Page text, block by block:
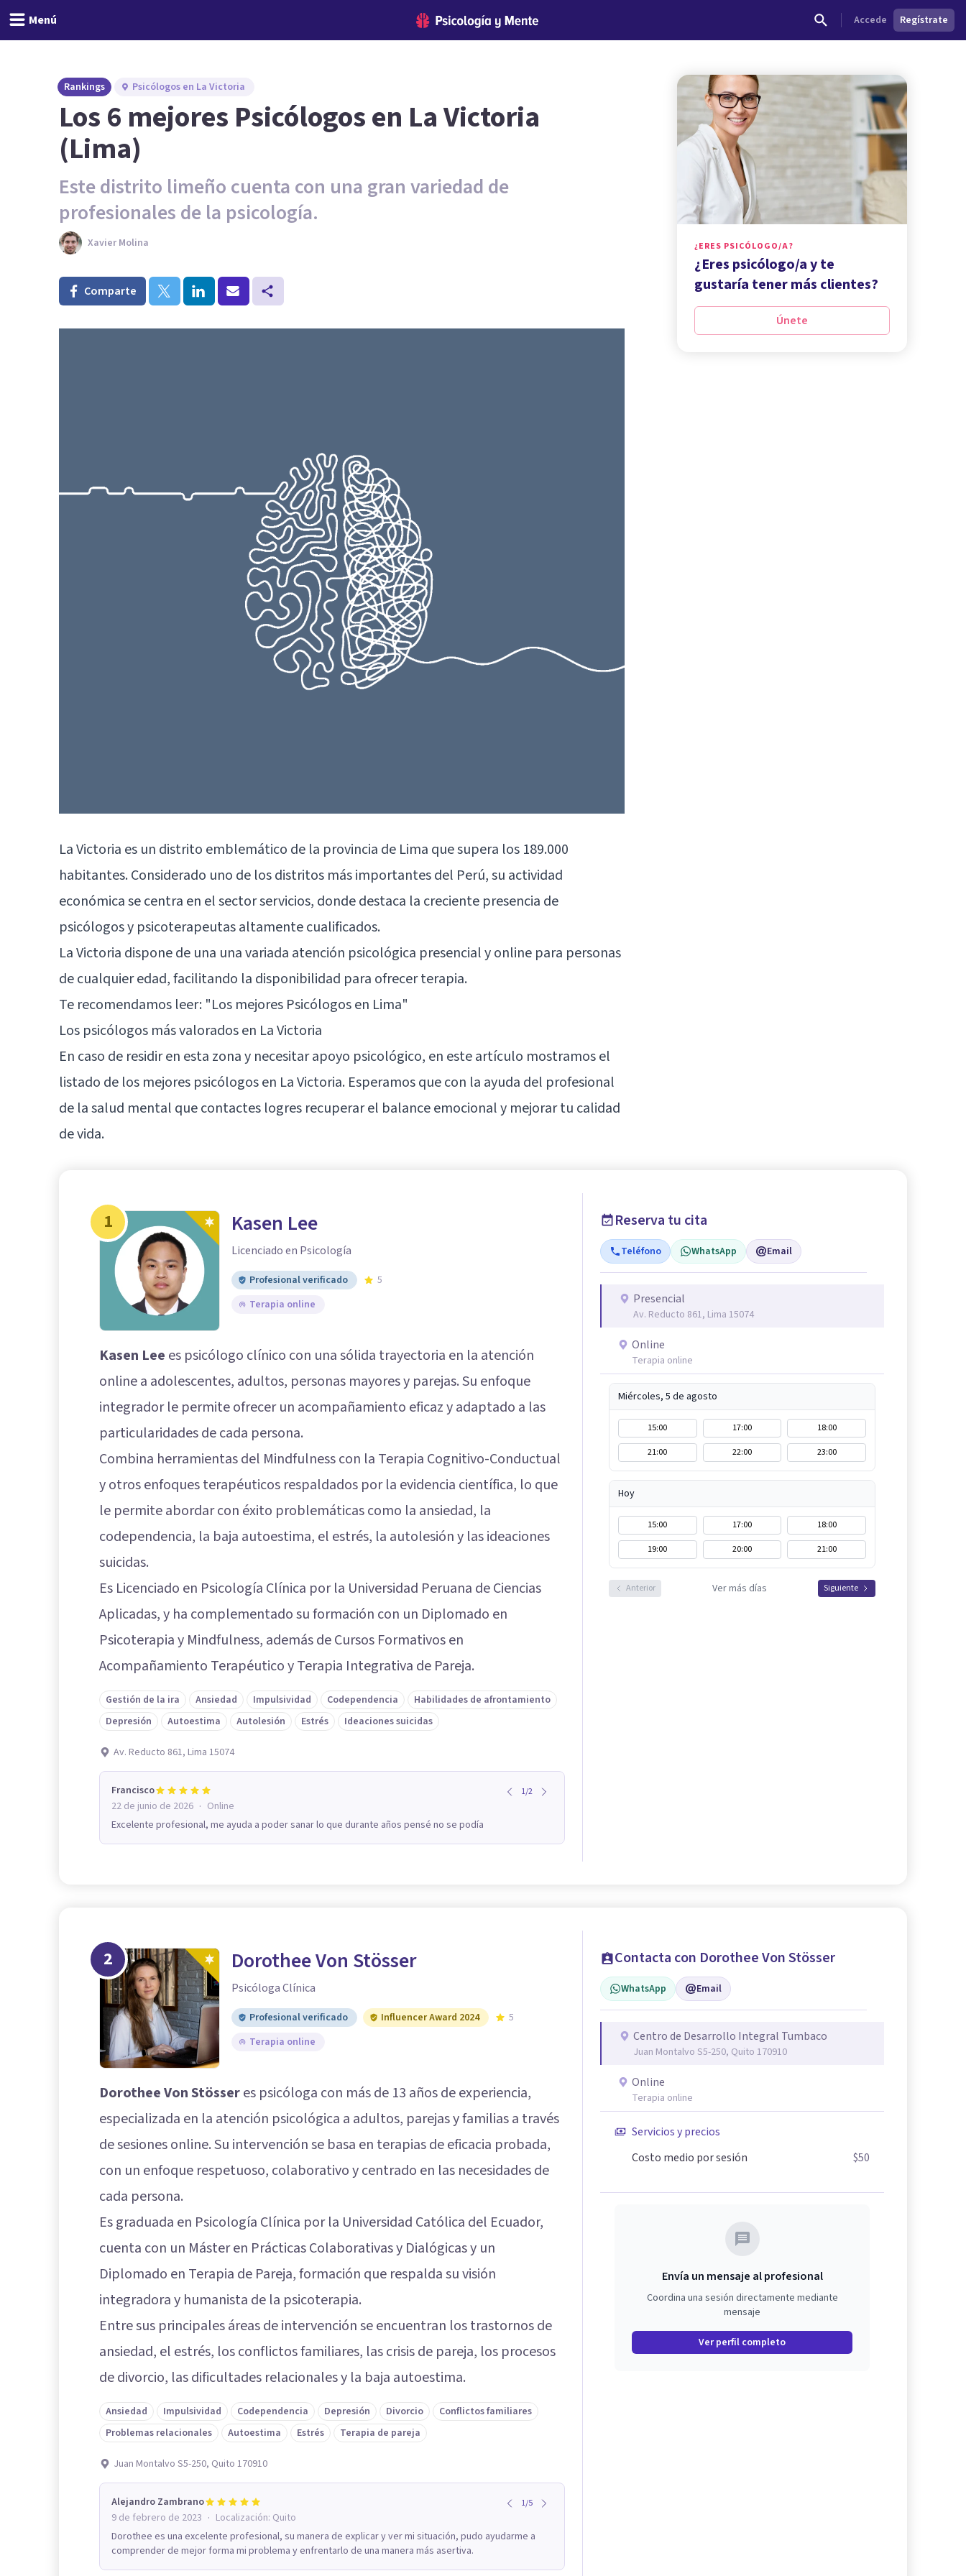
Menú Accede Regístrate
Rankings Psicólogos en La Victoria
Los 6 mejores Psicólogos en La Victoria
(Lima)
Este distrito limeño cuenta con una gran variedad de
profesionales de la psicología.
Xavier Molina
Comparte
La Victoria es un distrito emblemático de la provincia de Lima que supera los 189.000
habitantes. Considerado uno de los distritos más importantes del Perú, su actividad
económica se centra en el sector servicios, donde destaca la creciente presencia de
psicólogos y psicoterapeutas altamente cualificados.
La Victoria dispone de una una variada atención psicológica presencial y online para personas
de cualquier edad, facilitando la disponibilidad para ofrecer terapia.
Te recomendamos leer: "Los mejores Psicólogos en Lima"
Los psicólogos más valorados en La Victoria
En caso de residir en esta zona y necesitar apoyo psicológico, en este artículo mostramos el
listado de los mejores psicólogos en La Victoria. Esperamos que con la ayuda del profesional
de la salud mental que contactes logres recuperar el balance emocional y mejorar tu calidad
de vida.
¿ERES PSICÓLOGO/A?
¿Eres psicólogo/a y te
gustaría tener más clientes?
Únete
1 Kasen Lee
Licenciado en Psicología
Profesional verificado
5
Terapia online
Kasen Lee es psicólogo clínico con una sólida trayectoria en la atención
online a adolescentes, adultos, personas mayores y parejas. Su enfoque
integrador le permite ofrecer un acompañamiento eficaz y adaptado a las
particularidades de cada persona.
Combina herramientas del Mindfulness con la Terapia Cognitivo-Conductual
y otros enfoques terapéuticos respaldados por la evidencia científica, lo que
le permite abordar con éxito problemáticas como la ansiedad, la
codependencia, la baja autoestima, el estrés, la autolesión y las ideaciones
suicidas.
Es Licenciado en Psicología Clínica por la Universidad Peruana de Ciencias
Aplicadas, y ha complementado su formación con un Diplomado en
Psicoterapia y Mindfulness, además de Cursos Formativos en
Acompañamiento Terapéutico y Terapia Integrativa de Pareja.
Gestión de la ira Ansiedad Impulsividad Codependencia
Habilidades de afrontamiento
Depresión
Autoestima Autolesión Estrés Ideaciones suicidas
Av. Reducto 861, Lima 15074
Francisco 1/2
22 de junio de 2026 · Online
Excelente profesional, me ayuda a poder sanar lo que durante años pensé no se podía
Reserva tu cita
Teléfono WhatsApp Email
Presencial
Av. Reducto 861, Lima 15074
Online
Terapia online
Miércoles, 5 de agosto
15:00 17:00
18:00
21:00
22:00 23:00
Hoy
15:00 17:00
18:00
19:00
20:00 21:00
Anterior Ver más días Siguiente
2 Dorothee Von Stösser
Psicóloga Clínica
Profesional verificado Influencer Award 2024
5
Terapia online
Dorothee Von Stösseres psicóloga con más de 13 años de experiencia,
especializada en la atención psicológica a adultos, parejas y familias a través
de sesiones online. Su intervención se basa en terapias de eficacia probada,
con un enfoque respetuoso, colaborativo y centrado en las necesidades de
cada persona.
Es graduada en Psicología Clínica por la Universidad Católica del Ecuador,
cuenta con un Máster en Prácticas Colaborativas y Dialógicas y un
Diplomado en Terapia de Pareja, formación que respalda su visión
integradora y humanista de la psicoterapia.
Entre sus principales áreas de intervención se encuentran los trastornos de
ansiedad, el estrés, los conflictos familiares, las crisis de pareja, los procesos
de divorcio, las dificultades relacionales y la baja autoestima.
Ansiedad Impulsividad Codependencia Depresión Divorcio
Conflictos familiares
Problemas relacionales
Autoestima Estrés Terapia de pareja
Juan Montalvo S5-250, Quito 170910
Alejandro Zambrano 1/5
9 de febrero de 2023 · Localización: Quito
Dorothee es una excelente profesional, su manera de explicar y ver mi situación, pudo ayudarme a
comprender de mejor forma mi problema y enfrentarlo de una manera más asertiva.
Contacta con Dorothee Von Stösser
WhatsApp Email
Centro de Desarrollo Integral Tumbaco
Juan Montalvo S5-250, Quito 170910
Online
Terapia online
Servicios y precios
Costo medio por sesión
$50
Envía un mensaje al profesional
Coordina una sesión directamente mediante
mensaje
Ver perfil completo